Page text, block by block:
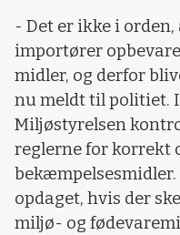
- Det er ikke i
importører
midler, og derfor
nu meldt til politiet.
Miljøstyrelsen
reglerne for korrekt
opdaget, hvis der
miljø- og